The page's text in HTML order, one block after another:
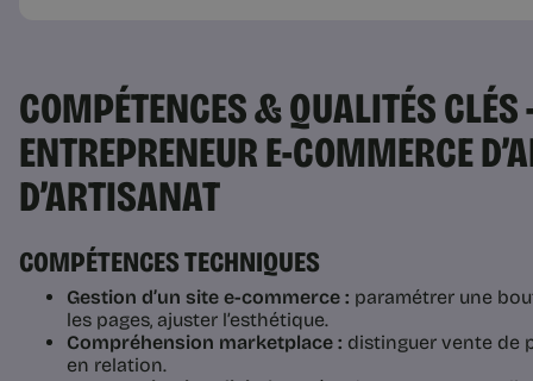
COMPÉTENCES & QUALITÉS CLÉS
ENTREPRENEUR E-COMMERCE
D’ARTISANAT
COMPÉTENCES TECHNIQUES
Gestion d’un site e-commerce : paramétrer une
les pages, ajuster l’esthétique.
Compréhension marketplace : distinguer vente de
en relation.